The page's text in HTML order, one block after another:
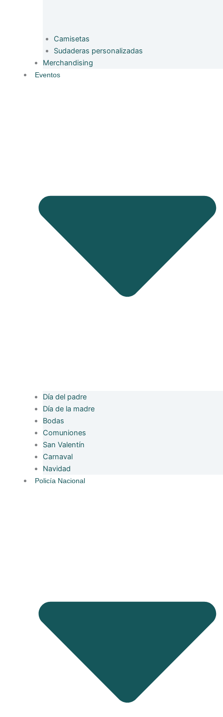
Camisetas
Sudaderas personalizadas
Merchandising
Eventos
Día del padre
Día de la madre
Bodas
Comuniones
San Valentín
Carnaval
Navidad
Policía Nacional